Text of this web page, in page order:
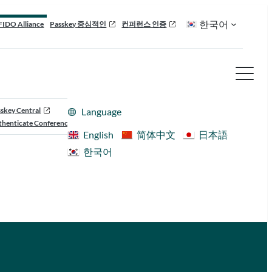
Alliance Passkey 중심적인 컨퍼런스 인증 한국어
Central
Conference
Language
English
简体中文
日本語
한국어